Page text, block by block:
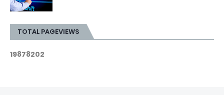
TOTAL PAGEVIEWS
19878202